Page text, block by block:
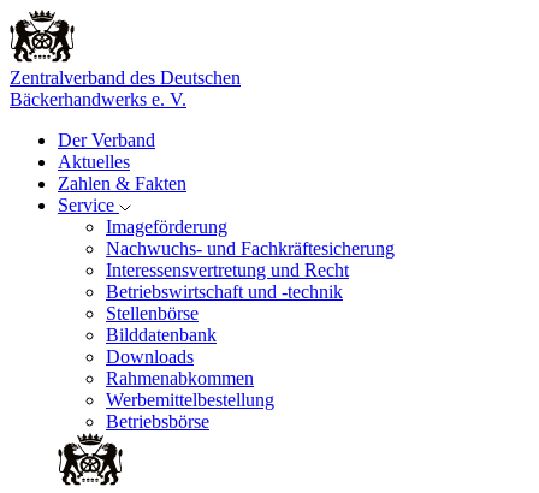
Zentralverband des Deutschen
Bäckerhandwerks e. V.
Der Verband
Aktuelles
Zahlen & Fakten
Service
Imageförderung
Nachwuchs- und Fachkräftesicherung
Interessensvertretung und Recht
Betriebswirtschaft und -technik
Stellenbörse
Bilddatenbank
Downloads
Rahmenabkommen
Werbemittelbestellung
Betriebsbörse